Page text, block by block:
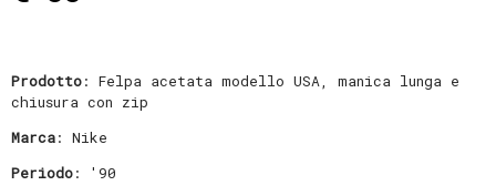
Prodotto: Felpa acetata modello USA, manica lunga e
chiusura con zip
Marca: Nike
Periodo: '90